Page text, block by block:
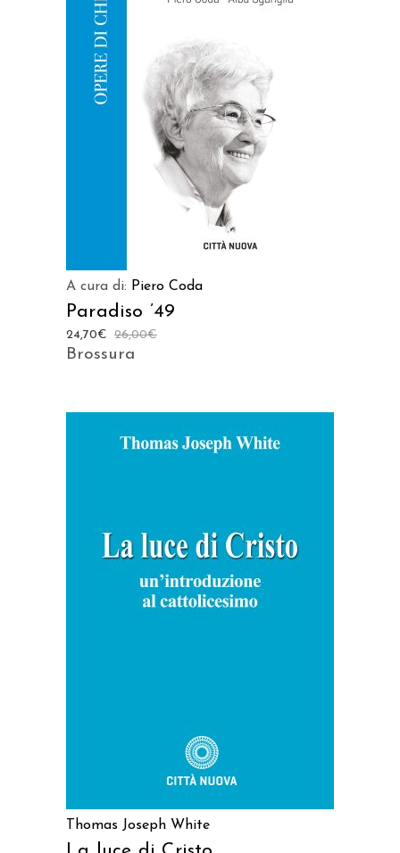
AGGIUNGI AL CARRELLO
A cura di: Piero Coda
Paradiso ’49
26,00€
24,70€
Brossura
AGGIUNGI AL CARRELLO
Thomas Joseph White